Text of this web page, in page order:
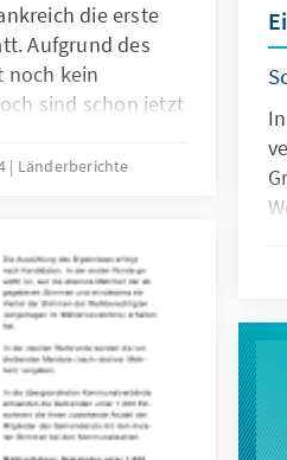
die erste
Aufgrund des
noch kein
sind schon jetzt
März bestimmen
Länderberichte